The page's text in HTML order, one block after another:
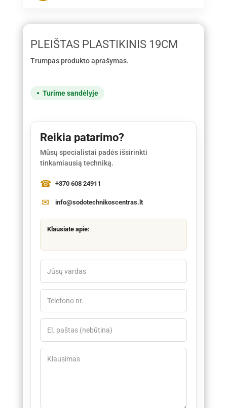
PLEIŠTAS PLASTIKINIS 19CM
Trumpas produkto aprašymas.
Turime sandėlyje
Reikia patarimo?
Mūsų specialistai padės išsirinkti
tinkamiausią techniką.
+370 608 24911
info@sodotechnikoscentras.lt
Klausiate apie: